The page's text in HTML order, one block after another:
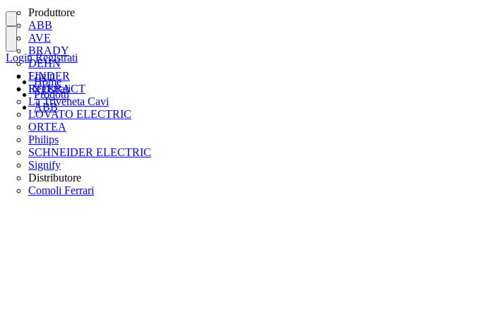
Produttore
ABB
AVE
BRADY
DEHN
FINDER
INTERACT
La Triveneta Cavi
LOVATO ELECTRIC
ORTEA
Philips
SCHNEIDER ELECTRIC
Signify
Distributore
Comoli Ferrari
Login
Registrati
Login Registrati
Home
Prodotti
ABB